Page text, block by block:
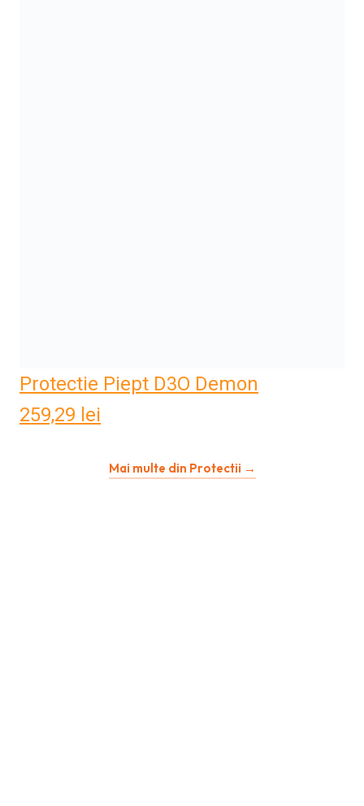
Protectie Piept D3O Demon
259,29 lei
Mai multe din Protectii →